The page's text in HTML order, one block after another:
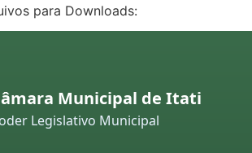
para Downloads:
Municipal de Itati
Legislativo Municipal